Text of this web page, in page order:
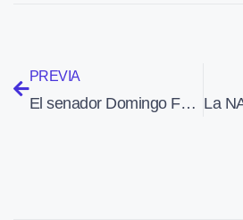
PREVIA
El senador Domingo Fuentes formula al Gobierno preguntas sobre el wi-fi de los aeropuertos de Aena